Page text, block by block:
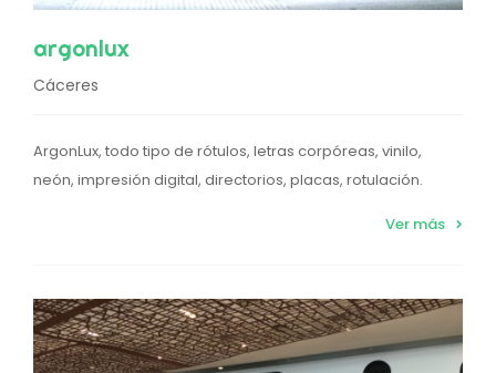
argonlux
Cáceres
ArgonLux, todo tipo de rótulos, letras corpóreas, vinilo,
neón, impresión digital, directorios, placas, rotulación.
Ver más